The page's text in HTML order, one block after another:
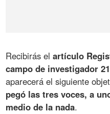
Recibirás elartículo
campo de investigador
aparecerá el siguiente
pegó las tres voces, a
medio de la nada.